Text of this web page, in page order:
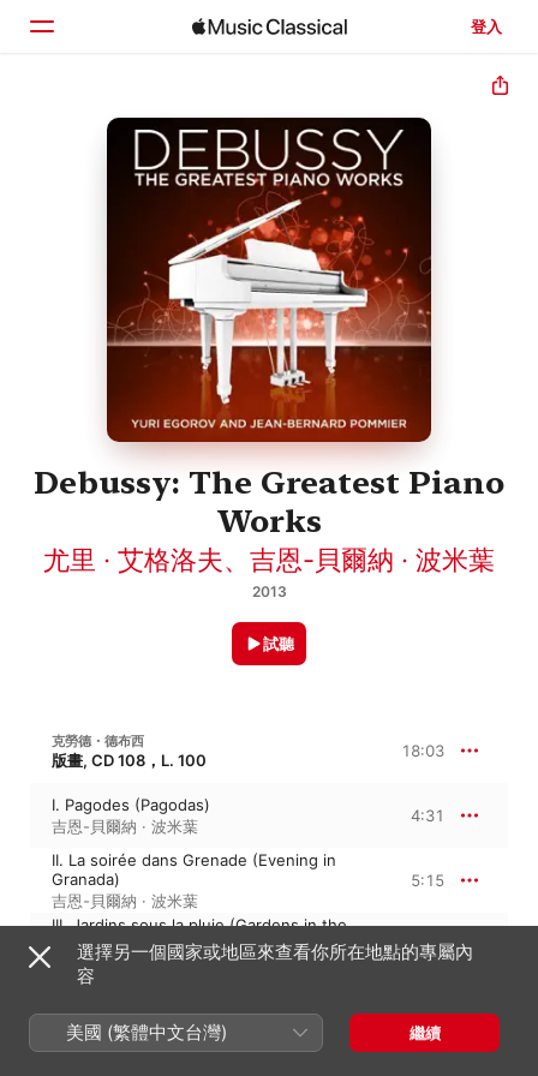
登入
首頁
Debussy: The Greatest Piano
Works
尤里 · 艾格洛夫、 吉恩-貝爾納 · 波米葉
2013
試聽
克勞德・德布西
版畫, CD 108，L. 100 18:03
I. Pagodes (Pagodas)
吉恩-貝爾納 · 波米葉
4:31
II. La soirée dans Grenade (Evening in
Granada)
吉恩-貝爾納 · 波米葉
5:15
III. Jardins sous la pluie (Gardens in the
Rain)
吉恩-貝爾納 · 波米葉
3:51
吉恩-貝爾納 · 波米葉
4:26
選擇另一個國家或地區來查看你所在地點的專屬內
容
美國 (繁體中文台灣) 繼續